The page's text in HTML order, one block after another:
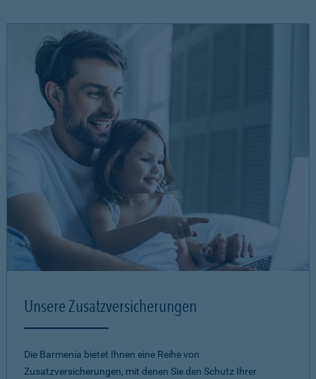
Unsere Zusatzversicherungen
Die Barmenia bietet Ihnen eine Reihe von
Zusatzversicherungen, mit denen Sie den Schutz Ihrer